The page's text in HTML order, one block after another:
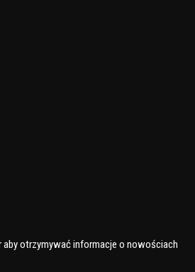
otrzymywać informacje o nowościach